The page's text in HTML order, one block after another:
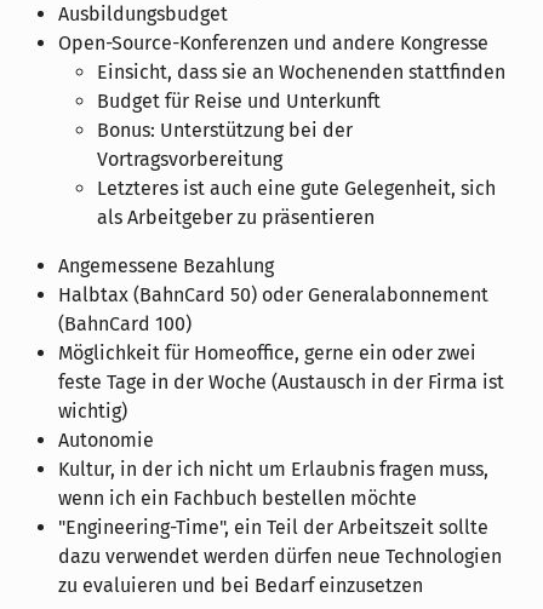
Ausbildungsbudget
Open-Source-Konferenzen und andere Kongresse
Einsicht, dass sie an Wochenenden stattfinden
Budget für Reise und Unterkunft
Bonus: Unterstützung bei der
Vortragsvorbereitung
Letzteres ist auch eine gute Gelegenheit, sich
als Arbeitgeber zu präsentieren
Angemessene Bezahlung
Halbtax (BahnCard 50) oder Generalabonnement
(BahnCard 100)
Möglichkeit für Homeoffice, gerne ein oder zwei
feste Tage in der Woche (Austausch in der Firma ist
wichtig)
Autonomie
Kultur, in der ich nicht um Erlaubnis fragen muss,
wenn ich ein Fachbuch bestellen möchte
"Engineering-Time", ein Teil der Arbeitszeit sollte
dazu verwendet werden dürfen neue Technologien
zu evaluieren und bei Bedarf einzusetzen